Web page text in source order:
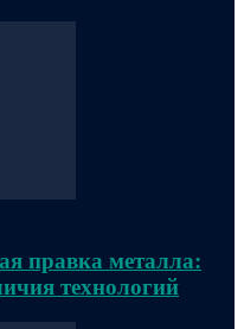
правка металла:
технологий